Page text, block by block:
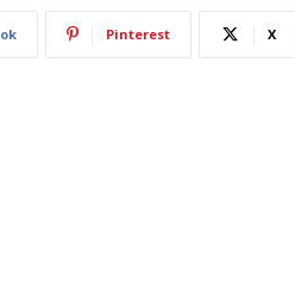
Pinterest X